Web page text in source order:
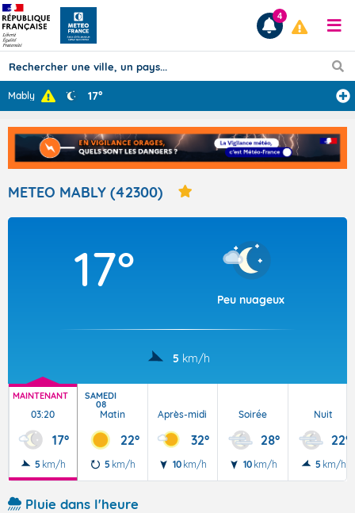
Prévisions
TOUS LES RÉSULTATS
Articles
4
Mably 17°
METEO MABLY (42300)
17°
Peu nuageux
5 km/h
MAINTENANT
03:20
17°
5 km/h
SAMEDI
08
Matin
22°
5 km/h
Après-midi
32°
10 km/h
Soirée
28°
10 km/h
Nuit
22°
5 km/h
Pluie dans l'heure